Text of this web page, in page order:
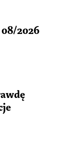
2026